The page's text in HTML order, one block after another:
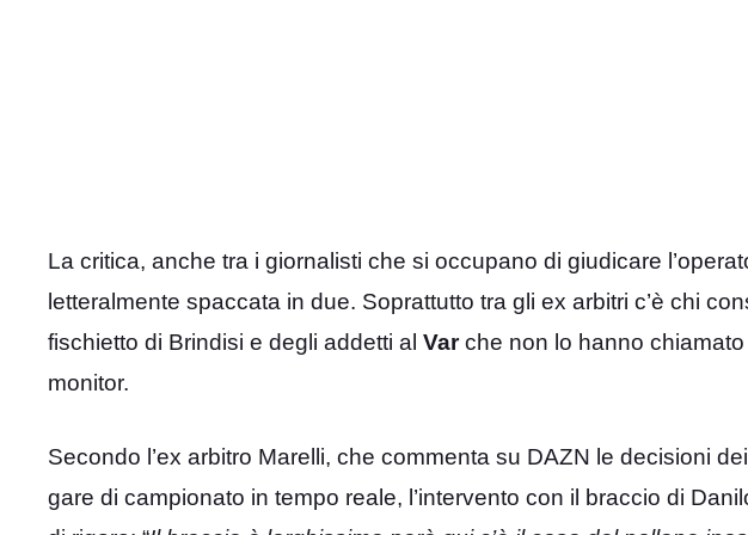
La critica, anche tra i giornalisti che si occupano di giudicare
letteralmente spaccata in due. Soprattutto tra gli ex arbitri c’è chi
fischietto di Brindisi e degli addetti al Varche non lo hanno chiamato
monitor.
Secondo l’ex arbitro Marelli, che commenta su DAZN le decisioni
gare di campionato in tempo reale, l’intervento con il braccio di